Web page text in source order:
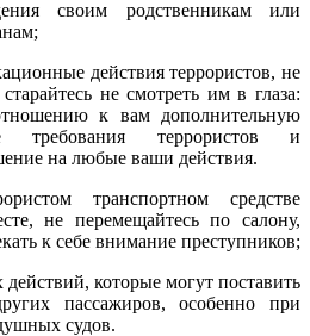
своим родственникам или
действия террористов, не
не смотреть им в глаза:
к вам дополнительную
требования террористов и
на любые ваши действия.
транспортном средстве
не перемещайтесь по салону,
к себе внимание преступников;
которые могут поставить
пассажиров, особенно при
судов.